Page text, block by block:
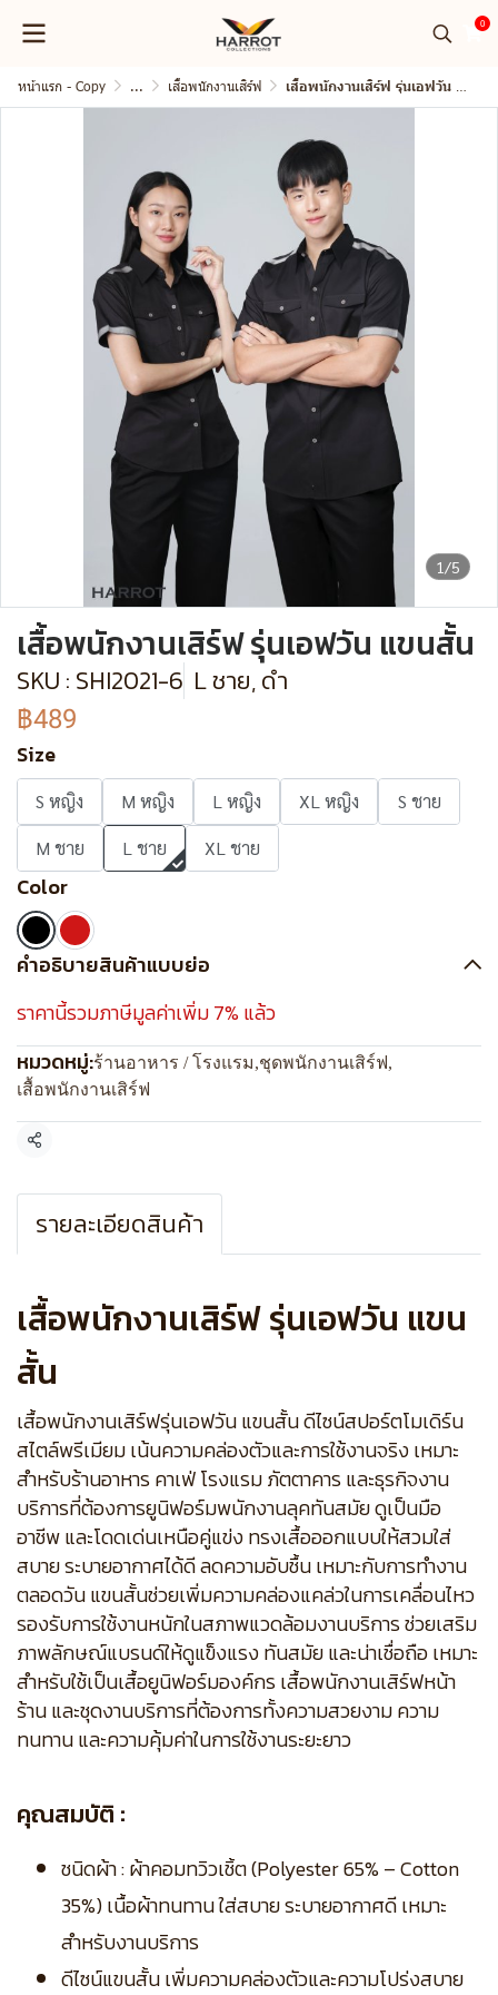
0
หน้าแรก - Copy ... เสื้อพนักงานเสิร์ฟ เสื้อพนักงานเสิร์ฟ รุ่นเอฟวัน แขนสั้น
1/5
เสื้อพนักงานเสิร์ฟ รุ่นเอฟวัน แขนสั้น
SKU : SHI2021-6 L ชาย, ดำ
฿489
Size
S หญิง M หญิง L หญิง XL หญิง
S ชาย
M ชาย
L ชาย XL ชาย
Color
คำอธิบายสินค้าแบบย่อ
ราคานี้รวมภาษีมูลค่าเพิ่ม 7% แล้ว
หมวดหมู่:ร้านอาหาร / โรงแรม,ชุดพนักงานเสิร์ฟ,
เสื้อพนักงานเสิร์ฟ
แชร์
รายละเอียดสินค้า
เสื้อพนักงานเสิร์ฟ รุ่นเอฟวัน แขน
สั้น
เสื้อพนักงานเสิร์ฟรุ่นเอฟวัน แขนสั้น ดีไซน์สปอร์ตโมเดิร์น
สไตล์พรีเมียม เน้นความคล่องตัวและการใช้งานจริง เหมาะ
สำหรับร้านอาหาร คาเฟ่ โรงแรม ภัตตาคาร และธุรกิจงาน
บริการที่ต้องการยูนิฟอร์มพนักงานลุคทันสมัย ดูเป็นมือ
อาชีพ และโดดเด่นเหนือคู่แข่ง ทรงเสื้อออกแบบให้สวมใส่
สบาย ระบายอากาศได้ดี ลดความอับชื้น เหมาะกับการทำงาน
ตลอดวัน แขนสั้นช่วยเพิ่มความคล่องแคล่วในการเคลื่อนไหว
รองรับการใช้งานหนักในสภาพแวดล้อมงานบริการ ช่วยเสริม
ภาพลักษณ์แบรนด์ให้ดูแข็งแรง ทันสมัย และน่าเชื่อถือ เหมาะ
สำหรับใช้เป็นเสื้อยูนิฟอร์มองค์กร เสื้อพนักงานเสิร์ฟหน้า
ร้าน และชุดงานบริการที่ต้องการทั้งความสวยงาม ความ
ทนทาน และความคุ้มค่าในการใช้งานระยะยาว
คุณสมบัติ :
ชนิดผ้า : ผ้าคอมทวิวเชิ้ต (Polyester 65% – Cotton
35%) เนื้อผ้าทนทาน ใส่สบาย ระบายอากาศดี เหมาะ
สำหรับงานบริการ
ดีไซน์แขนสั้น เพิ่มความคล่องตัวและความโปร่งสบาย